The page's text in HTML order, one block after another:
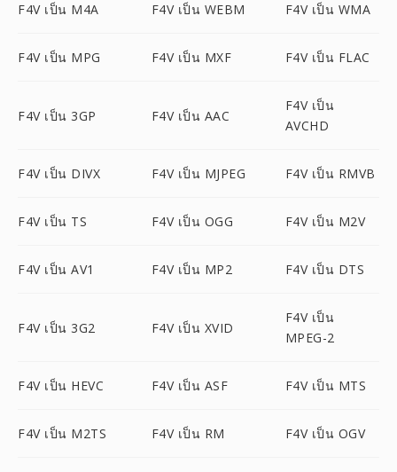
F4V เป็น M4A F4V เป็น WEBM F4V เป็น WMA
F4V เป็น MPG F4V เป็น MXF F4V เป็น FLAC
F4V เป็น 3GP F4V เป็น AAC
F4V เป็น
AVCHD
F4V เป็น DIVX F4V เป็น MJPEG F4V เป็น RMVB
F4V เป็น TS F4V เป็น OGG F4V เป็น M2V
F4V เป็น AV1 F4V เป็น MP2 F4V เป็น DTS
F4V เป็น 3G2 F4V เป็น XVID
F4V เป็น
MPEG-2
F4V เป็น HEVC F4V เป็น ASF F4V เป็น MTS
F4V เป็น M2TS F4V เป็น RM F4V เป็น OGV